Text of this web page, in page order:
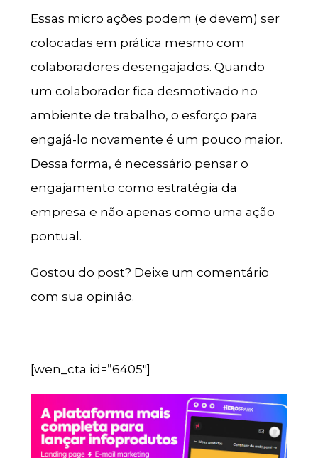
Essas micro ações podem (e devem) ser
colocadas em prática mesmo com
colaboradores desengajados. Quando
um colaborador fica desmotivado no
ambiente de trabalho, o esforço para
engajá-lo novamente é um pouco maior.
Dessa forma, é necessário pensar o
engajamento como estratégia da
empresa e não apenas como uma ação
pontual.
Gostou do post? Deixe um comentário
com sua opinião.
[wen_cta id=”6405″]